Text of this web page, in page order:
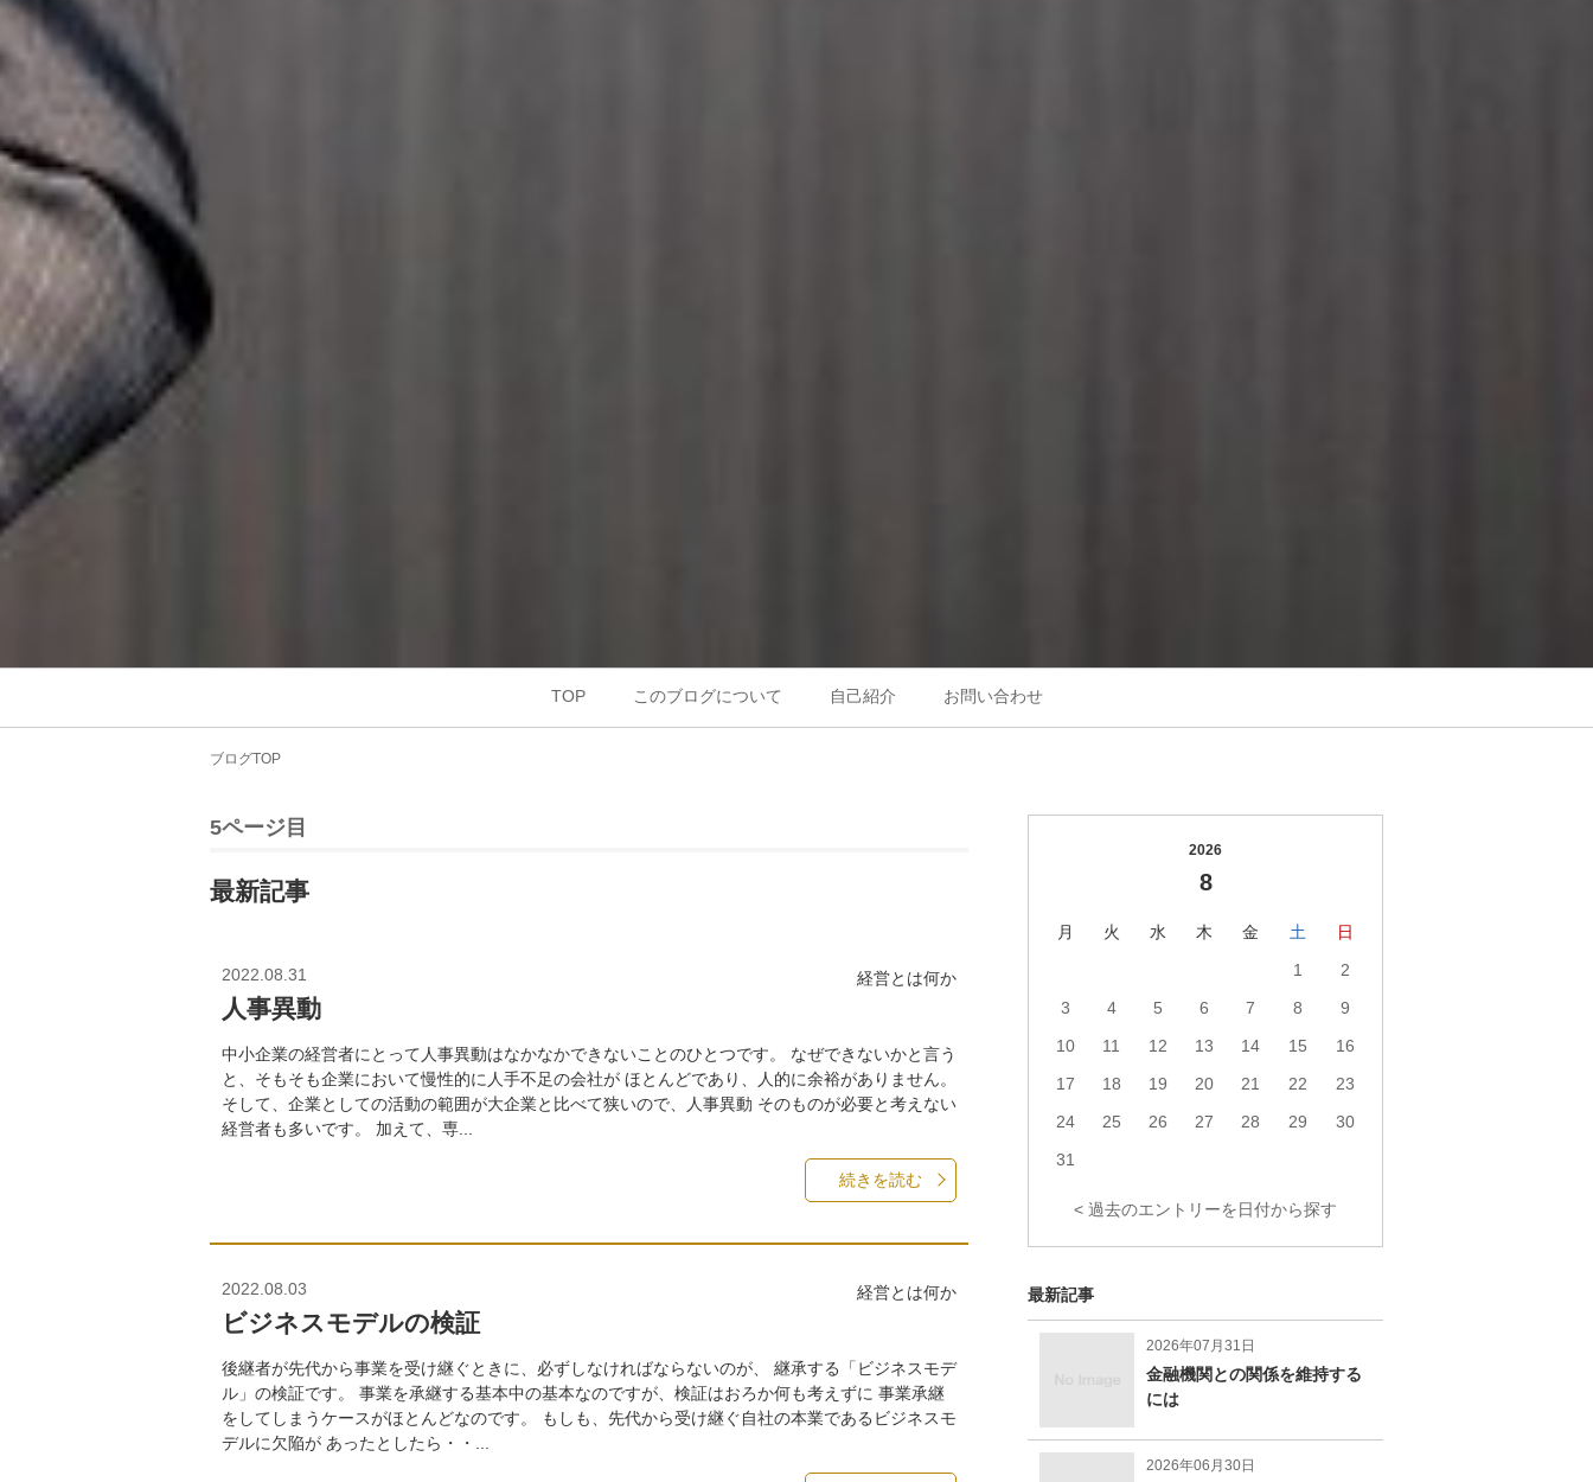
TOP このブログについて 自己紹介 お問い合わせ
ブログTOP
5ページ目
最新記事
2022.08.31 経営とは何か
人事異動
中小企業の経営者にとって人事異動はなかなかできないことのひとつです。 なぜできないかと言う
と、そもそも企業において慢性的に人手不足の会社が ほとんどであり、人的に余裕がありません。
そして、企業としての活動の範囲が大企業と比べて狭いので、人事異動 そのものが必要と考えない
経営者も多いです。 加えて、専...
続きを読む
2022.08.03 経営とは何か
ビジネスモデルの検証
後継者が先代から事業を受け継ぐときに、必ずしなければならないのが、 継承する「ビジネスモデ
ル」の検証です。 事業を承継する基本中の基本なのですが、検証はおろか何も考えずに 事業承継
をしてしまうケースがほとんどなのです。 もしも、先代から受け継ぐ自社の本業であるビジネスモ
デルに欠陥が あったとしたら・・...
2026
8
月 火 水 木 金 土
日
1
2
3
4 5 6 7 8
9
10
11 12 13 14 15
16
17
18 19 20 21 22
23
24
25 26 27 28 29
30
31
< 過去のエントリーを日付から探す
最新記事
2026年07月31日
金融機関との関係を維持する
には
2026年06月30日